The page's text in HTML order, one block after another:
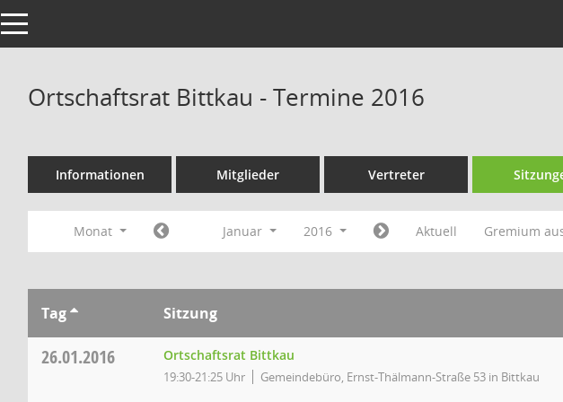
Toggle navigation
Ortschaftsrat Bittkau - Termine 2016
Informationen Mitglieder Vertreter
Monat Januar 2016 Aktuell Gremium
Tag Sitzung
26.01.2016 Ortschaftsrat Bittkau
19:30-21:25 Uhr Gemeindebüro, Ernst-Thälmann-Straße 53 in Bittkau